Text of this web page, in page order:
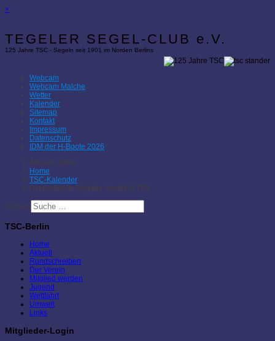
×
TEGELER SEGEL-CLUB e.V.
125 Jahre TSC - Segeln seit 1901 im Norden Berlins
Webcam
Webcam Malche
Wetter
Kalender
Sitemap
Kontakt
Impressum
Datenschutz
IDM der H-Boote 2026
Aktuelle Seite:
Home
TSC-Kalender
Himmelfahrts-Regatta Yardstick TSV
Suchen
TSC-Berlin
Home
Aktuell
Rundschreiben
Der Verein
Mitglied werden
Jugend
Wettfahrt
Umwelt
Links
Mitglieder-Login